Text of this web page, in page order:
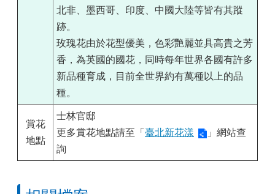
北非、墨西哥、印度、中國大陸等皆有其蹤
跡。
玫瑰花由於花型優美，色彩艷麗並具高貴之芳
香，為英國的國花，同時每年世界各國有許多
新品種育成，目前全世界約有萬種以上的品
種。
賞花
地點
士林官邸
更多賞花地點請至「 臺北新花漾
」網站查
詢